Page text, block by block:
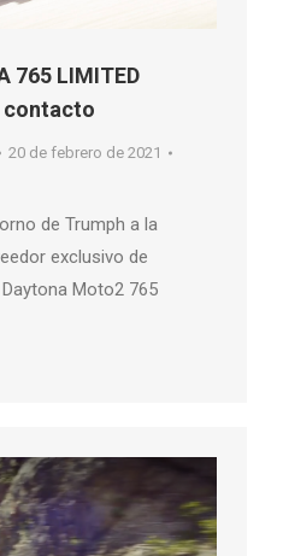
765 LIMITED
contacto
20 de febrero de 2021
de Trumph a la
exclusivo de
Moto2 765